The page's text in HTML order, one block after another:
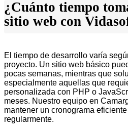
¿Cuánto tiempo
sitio web con
El tiempo de desarrollo varía
proyecto. Un sitio web básico
pocas semanas, mientras que
especialmente aquellas que
personalizada con PHP o
meses. Nuestro equipo en
mantener un cronograma
regularmente.